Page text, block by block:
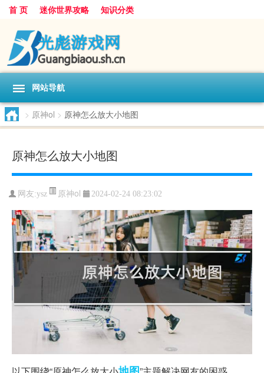
首 页 迷你世界攻略 知识分类
网站导航
> 原神ol > 原神怎么放大小地图
原神怎么放大小地图
网友:ysz 原神ol 2024-02-24 08:23:02